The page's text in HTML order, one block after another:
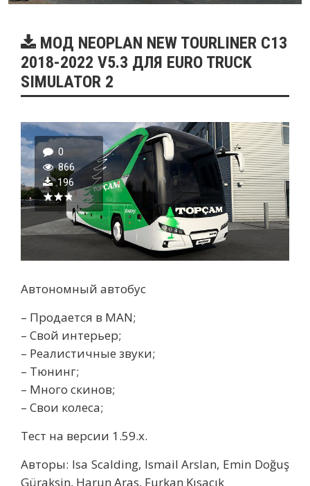
МОД NEOPLAN NEW TOURLINER C13
2018-2022 V5.3 ДЛЯ EURO TRUCK
SIMULATOR 2
0
866
196
Автономный автобус
– Продается в MAN;
– Свой интерьер;
– Реалистичные звуки;
– Тюнинг;
– Много скинов;
– Свои колеса;
Тест на версии 1.59.x.
Авторы: Isa Scalding, Ismail Arslan, Emin Doğuş
Güraksin, Harun Aras, Furkan Kısacık